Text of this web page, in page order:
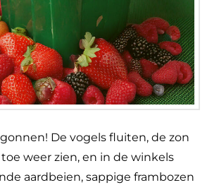
De vogels fluiten, de zon
toe weer zien, en in de winkels
aardbeien, sappige frambozen